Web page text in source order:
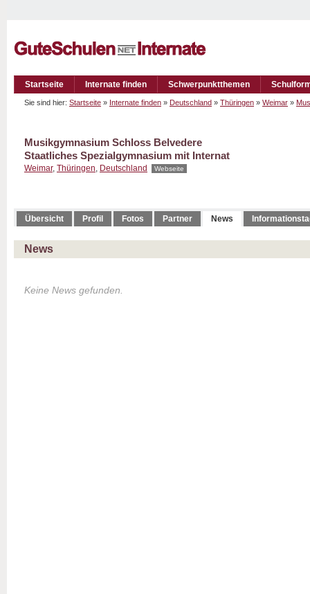
Startseite Internate finden Schwerpunktthemen
Sie sind hier: Startseite » Internate finden » Deutschland » Thüringen » Weimar »
Musikgymnasium Schloss Belvedere
Staatliches Spezialgymnasium mit Internat
Weimar, Thüringen, Deutschland Webseite
Übersicht Profil Fotos Partner News
News
Keine News gefunden.